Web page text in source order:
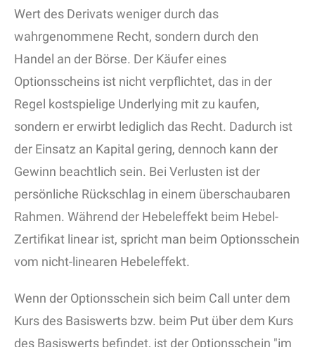
Wert des Derivats weniger durch das
wahrgenommene Recht, sondern durch den
Handel an der Börse. Der Käufer eines
Optionsscheins ist nicht verpflichtet, das in der
Regel kostspielige Underlying mit zu kaufen,
sondern er erwirbt lediglich das Recht. Dadurch ist
der Einsatz an Kapital gering, dennoch kann der
Gewinn beachtlich sein. Bei Verlusten ist der
persönliche Rückschlag in einem überschaubaren
Rahmen. Während der Hebeleffekt beim Hebel-
Zertifikat linear ist, spricht man beim Optionsschein
vom nicht-linearen Hebeleffekt.
Wenn der Optionsschein sich beim Call unter dem
Kurs des Basiswerts bzw. beim Put über dem Kurs
des Basiswerts befindet, ist der Optionsschein "im